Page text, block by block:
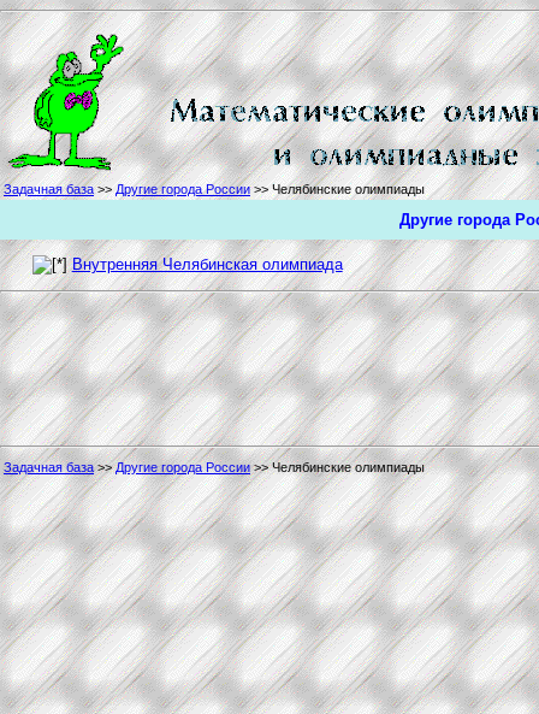
Задачная база>> Другие города России>> Челябинские олимпиады
Другие города
Внутренняя Челябинская олимпиада
Задачная база>>Другие города России>> Челябинские олимпиады